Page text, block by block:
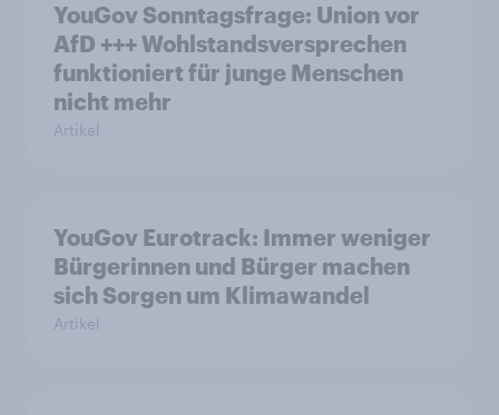
YouGov Sonntagsfrage: Union vor
AfD +++ Wohlstandsversprechen
funktioniert für junge Menschen
nicht mehr
Artikel
YouGov Eurotrack: Immer weniger
Bürgerinnen und Bürger machen
sich Sorgen um Klimawandel
Artikel